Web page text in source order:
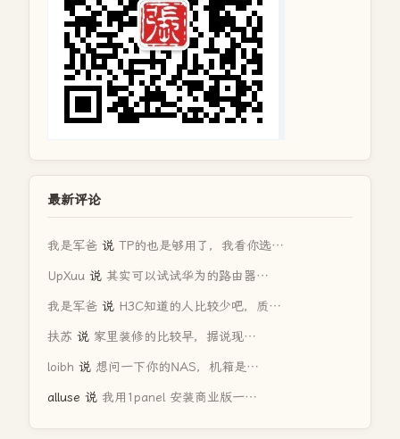
最新评论
我是军爸 说 TP的也是够用了，我看你选…
UpXuu 说 其实可以试试华为的路由器…
我是军爸 说 H3C知道的人比较少吧，质…
扶苏 说 家里装修的比较早，据说现…
loibh 说 想问一下你的NAS，机箱是…
alluse 说 我用1panel 安装商业版一…